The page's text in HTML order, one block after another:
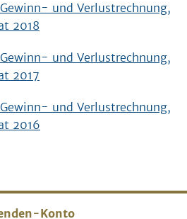
und Verlustrechnung,
2018
und Verlustrechnung,
2017
und Verlustrechnung,
2016
Konto